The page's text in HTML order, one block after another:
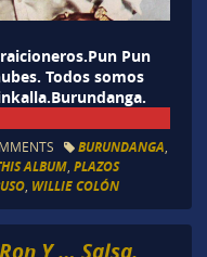
Pun
Todos somos
BURUNDANGA
ALBUM, PLAZOS
, WILLIE COLÓN